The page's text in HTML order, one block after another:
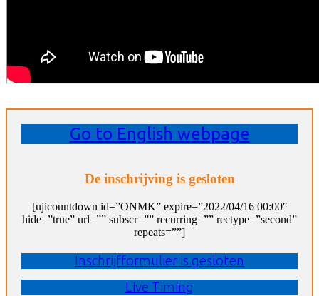
Go to English webpage
De inschrijving is gesloten
[ujicountdown id=”ONMK” expire=”2022/04/16 00:00″
hide=”true” url=”” subscr=”” recurring=”” rectype=”second”
repeats=””]
Inschrijfformulier is gesloten
Live Timing